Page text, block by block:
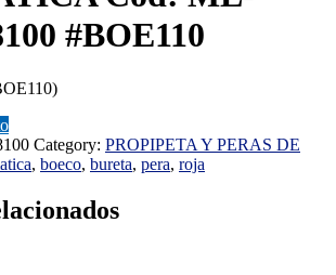
#BOE110
Category: PROPIPETA Y PERAS DE
, boeco, bureta, pera, roja